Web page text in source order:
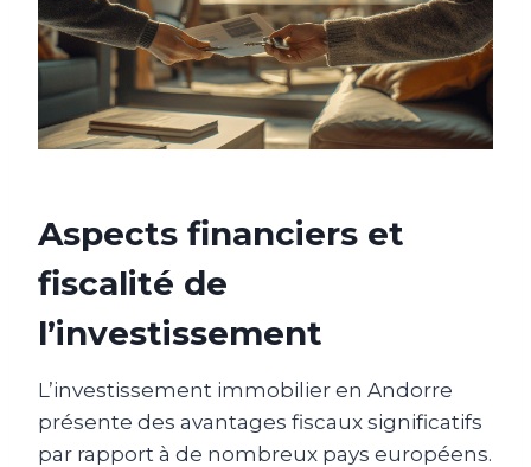
Aspects financiers et
fiscalité de
l’investissement
L’investissement immobilier en Andorre
présente des avantages fiscaux significatifs
par rapport à de nombreux pays européens.